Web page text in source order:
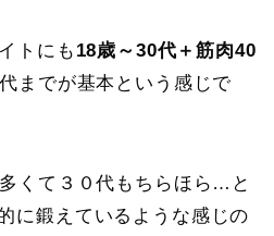
トにも 18歳～30代＋筋肉40
までが基本という感じで
くて３０代もちらほら…と
に鍛えているような感じの